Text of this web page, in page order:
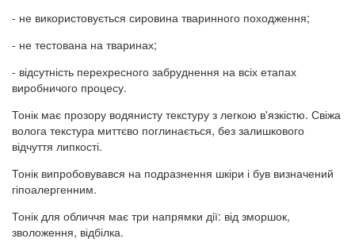
- не використовується сировина тваринного походження;
- не тестована на тваринах;
- відсутність перехресного забруднення на всіх етапах
виробничого процесу.
Тонік має прозору водянисту текстуру з легкою в'язкістю. Свіжа
волога текстура миттєво поглинається, без залишкового
відчуття липкості.
Тонік випробовувався на подразнення шкіри і був визначений
гіпоалергенним.
Тонік для обличчя має три напрямки дії: від зморшок,
зволоження, відбілка.